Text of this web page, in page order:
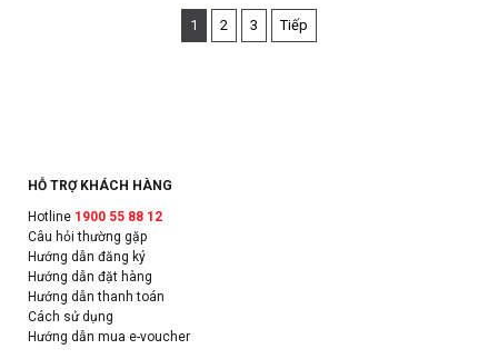
1 2 3 Tiếp
HỖ TRỢ KHÁCH HÀNG
Hotline 1900 55 88 12
Câu hỏi thường gặp
Hướng dẫn đăng ký
Hướng dẫn đặt hàng
Hướng dẫn thanh toán
Cách sử dụng
Hướng dẫn mua e-voucher